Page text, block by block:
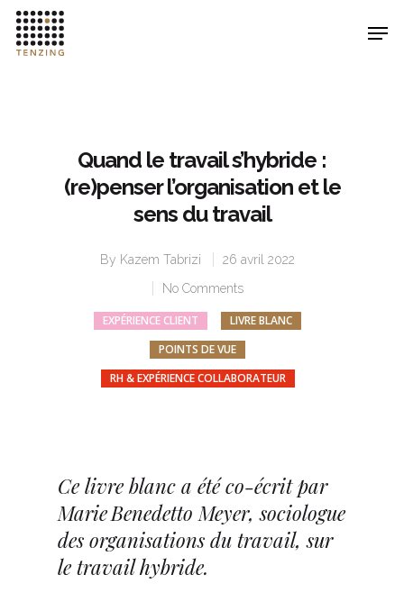
Quand le travail s’hybride :
(re)penser l’organisation et le
sens du travail
By Kazem Tabrizi
26 avril 2022
No Comments
EXPÉRIENCE CLIENT
LIVRE BLANC
POINTS DE VUE
RH & EXPÉRIENCE COLLABORATEUR
Ce livre blanc a été co-écrit par
MarieBenedetto Meyer, sociologue
des organisations du travail, sur
le travail hybride.